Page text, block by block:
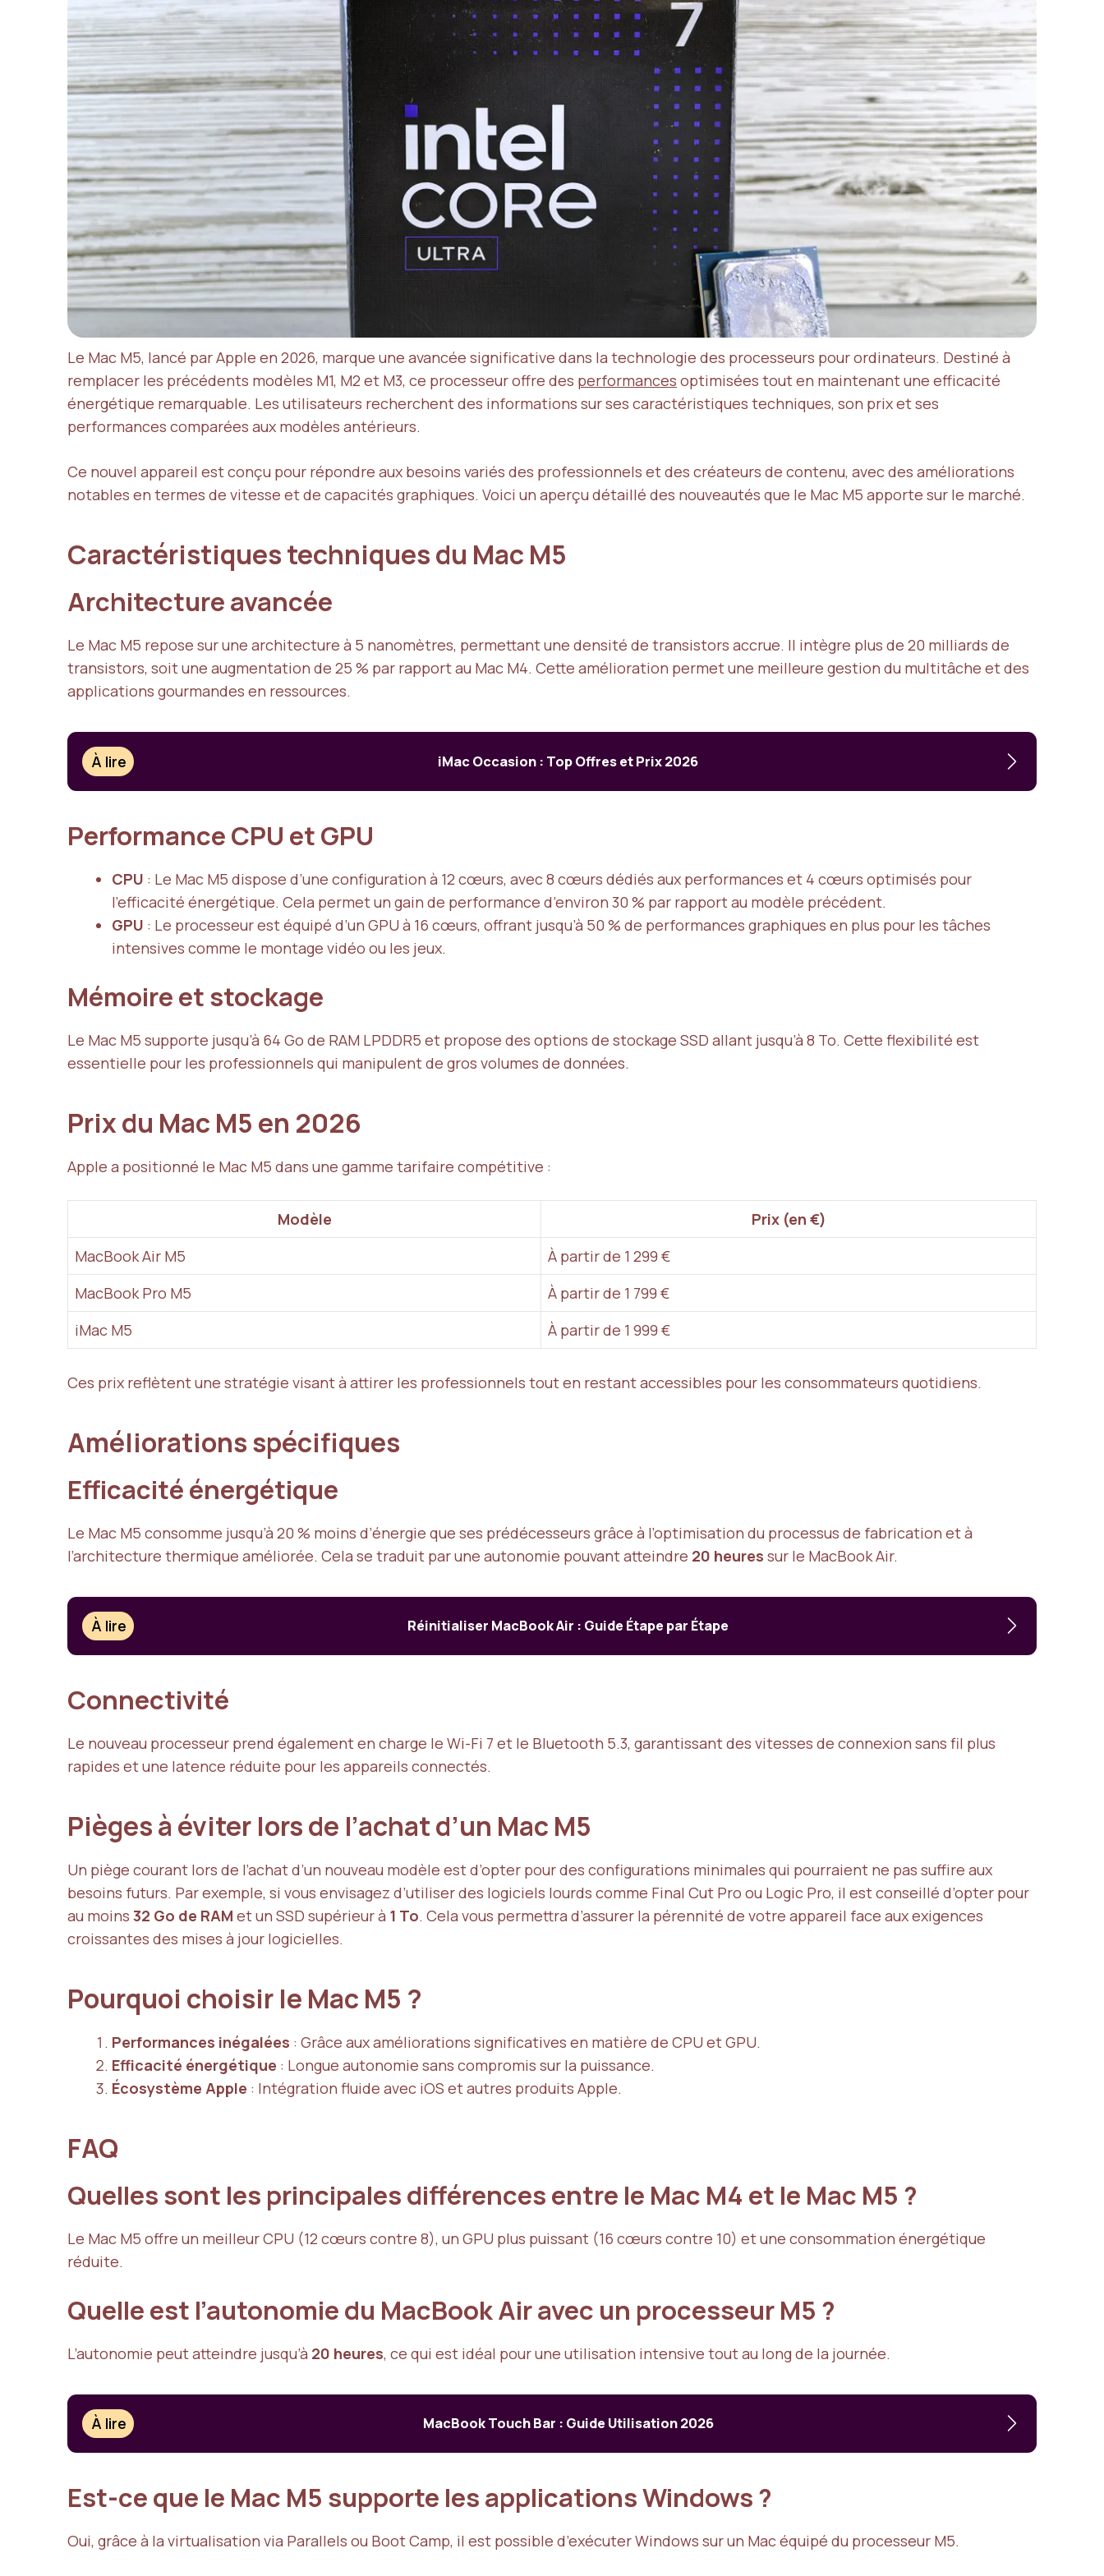
Le Mac M5, lancé par Apple en 2026, marque une avancée significative dans la technologie des processeurs pour ordinateurs. Destiné à
remplacer les précédents modèles M1, M2 et M3, ce processeur offre des performances optimisées tout en maintenant une efficacité
énergétique remarquable. Les utilisateurs recherchent des informations sur ses caractéristiques techniques, son prix et ses
performances comparées aux modèles antérieurs.
Ce nouvel appareil est conçu pour répondre aux besoins variés des professionnels et des créateurs de contenu, avec des améliorations
notables en termes de vitesse et de capacités graphiques. Voici un aperçu détaillé des nouveautés que le Mac M5 apporte sur le marché.
Caractéristiques techniques du Mac M5
Architecture avancée
Le Mac M5 repose sur une architecture à 5 nanomètres, permettant une densité de transistors accrue. Il intègre plus de 20 milliards de
transistors, soit une augmentation de 25 % par rapport au Mac M4. Cette amélioration permet une meilleure gestion du multitâche et des
applications gourmandes en ressources.
À lire iMac Occasion : Top Offres et Prix 2026
Performance CPU et GPU
CPU : Le Mac M5 dispose d’une configuration à 12 cœurs, avec 8 cœurs dédiés aux performances et 4 cœurs optimisés pour
l’efficacité énergétique. Cela permet un gain de performance d’environ 30 % par rapport au modèle précédent.
GPU : Le processeur est équipé d’un GPU à 16 cœurs, offrant jusqu’à 50 % de performances graphiques en plus pour les tâches
intensives comme le montage vidéo ou les jeux.
Mémoire et stockage
Le Mac M5 supporte jusqu’à 64 Go de RAM LPDDR5 et propose des options de stockage SSD allant jusqu’à 8 To. Cette flexibilité est
essentielle pour les professionnels qui manipulent de gros volumes de données.
Prix du Mac M5 en 2026
Apple a positionné le Mac M5 dans une gamme tarifaire compétitive :
Modèle
Prix (en €)
MacBook Air M5
À partir de 1 299 €
MacBook Pro M5
À partir de 1 799 €
iMac M5
À partir de 1 999 €
Ces prix reflètent une stratégie visant à attirer les professionnels tout en restant accessibles pour les consommateurs quotidiens.
Améliorations spécifiques
Efficacité énergétique
Le Mac M5 consomme jusqu’à 20 % moins d’énergie que ses prédécesseurs grâce à l’optimisation du processus de fabrication et à
l’architecture thermique améliorée. Cela se traduit par une autonomie pouvant atteindre 20 heures sur le MacBook Air.
À lire Réinitialiser MacBook Air : Guide Étape par Étape
Connectivité
Le nouveau processeur prend également en charge le Wi-Fi 7 et le Bluetooth 5.3, garantissant des vitesses de connexion sans fil plus
rapides et une latence réduite pour les appareils connectés.
Pièges à éviter lors de l’achat d’un Mac M5
Un piège courant lors de l’achat d’un nouveau modèle est d’opter pour des configurations minimales qui pourraient ne pas suffire aux
besoins futurs. Par exemple, si vous envisagez d’utiliser des logiciels lourds comme Final Cut Pro ou Logic Pro, il est conseillé d’opter pour
au moins 32 Go de RAM et un SSD supérieur à 1 To. Cela vous permettra d’assurer la pérennité de votre appareil face aux exigences
croissantes des mises à jour logicielles.
Pourquoi choisir le Mac M5 ?
Performances inégalées : Grâce aux améliorations significatives en matière de CPU et GPU.
Efficacité énergétique : Longue autonomie sans compromis sur la puissance.
Écosystème Apple : Intégration fluide avec iOS et autres produits Apple.
FAQ
Quelles sont les principales différences entre le Mac M4 et le Mac M5 ?
Le Mac M5 offre un meilleur CPU (12 cœurs contre 8), un GPU plus puissant (16 cœurs contre 10) et une consommation énergétique
réduite.
Quelle est l’autonomie du MacBook Air avec un processeur M5 ?
L’autonomie peut atteindre jusqu’à 20 heures, ce qui est idéal pour une utilisation intensive tout au long de la journée.
À lire MacBook Touch Bar : Guide Utilisation 2026
Est-ce que le Mac M5 supporte les applications Windows ?
Oui, grâce à la virtualisation via Parallels ou Boot Camp, il est possible d’exécuter Windows sur un Mac équipé du processeur M5.